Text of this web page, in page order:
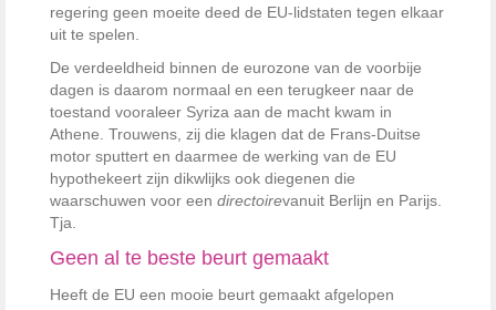
regering geen moeite deed de EU-lidstaten tegen elkaar
uit te spelen.
De verdeeldheid binnen de eurozone van de voorbije
dagen is daarom normaal en een terugkeer naar de
toestand vooraleer Syriza aan de macht kwam in
Athene. Trouwens, zij die klagen dat de Frans-Duitse
motor sputtert en daarmee de werking van de EU
hypothekeert zijn dikwlijks ook diegenen die
waarschuwen voor een directoirevanuit Berlijn en Parijs.
Tja.
Geen al te beste beurt gemaakt
Heeft de EU een mooie beurt gemaakt afgelopen